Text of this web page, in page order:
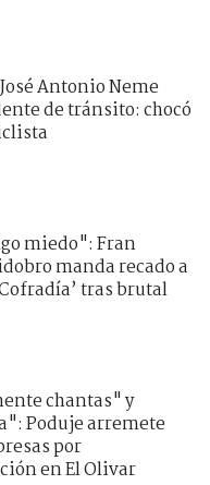
Antonio Neme
de tránsito: chocó
miedo": Fran
manda recado a
tras brutal
chantas" y
Poduje arremete
por
en El Olivar